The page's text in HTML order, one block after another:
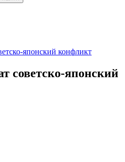
японский конфликт
советско-японский